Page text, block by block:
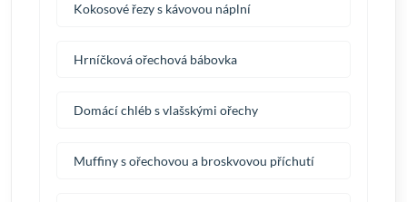
Kokosové řezy s kávovou náplní
Hrníčková ořechová bábovka
Domácí chléb s vlašskými ořechy
Muffiny s ořechovou a broskvovou příchutí